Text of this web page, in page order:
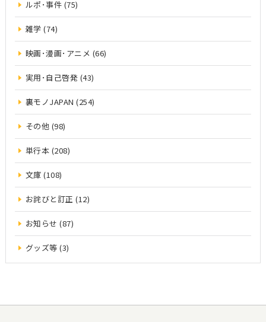
ルポ･事件 (75)
雑学 (74)
映画･漫画･アニメ (66)
実用･自己啓発 (43)
裏モノJAPAN (254)
その他 (98)
単行本 (208)
文庫 (108)
お詫びと訂正 (12)
お知らせ (87)
グッズ等 (3)